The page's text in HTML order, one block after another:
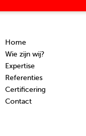
Home
Wie zijn wij?
Expertise
Referenties
Certificering
Contact